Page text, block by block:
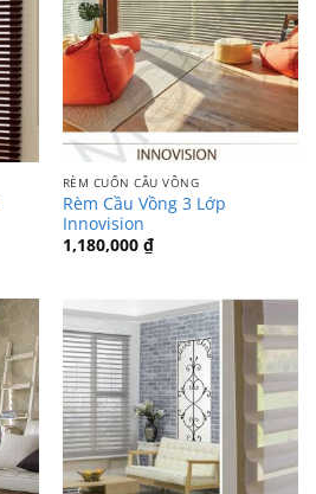
RÈM CUỐN CẦU VỒNG
Rèm Cầu Vồng 3 Lớp
Innovision
1,180,000 ₫